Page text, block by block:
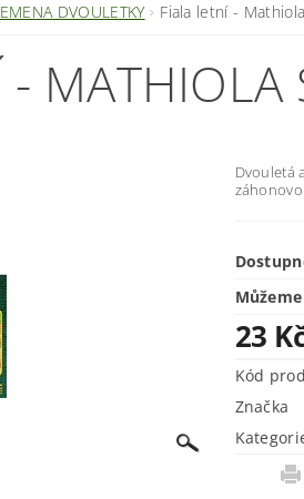
DVOULETKY Fiala letní -
- MATHIOLA
Dvouletá
23
Kód
Značka